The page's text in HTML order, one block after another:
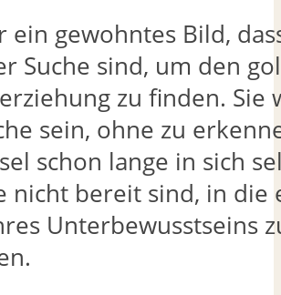
ein gewohntes Bild,
Suche sind, um den
zu finden. Sie
sein, ohne zu
schon lange in sich
nicht bereit sind, in die
Unterbewusstseins